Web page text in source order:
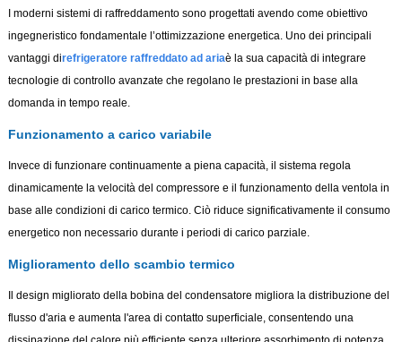
I moderni sistemi di raffreddamento sono progettati avendo come obiettivo
ingegneristico fondamentale l’ottimizzazione energetica. Uno dei principali
vantaggi direfrigeratore raffreddato ad ariaè la sua capacità di integrare
tecnologie di controllo avanzate che regolano le prestazioni in base alla
domanda in tempo reale.
Funzionamento a carico variabile
Invece di funzionare continuamente a piena capacità, il sistema regola
dinamicamente la velocità del compressore e il funzionamento della ventola in
base alle condizioni di carico termico. Ciò riduce significativamente il consumo
energetico non necessario durante i periodi di carico parziale.
Miglioramento dello scambio termico
Il design migliorato della bobina del condensatore migliora la distribuzione del
flusso d'aria e aumenta l'area di contatto superficiale, consentendo una